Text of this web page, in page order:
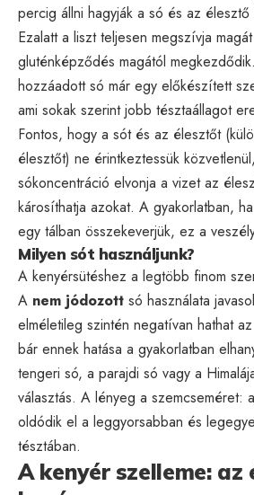
percig állni hagyják a só és az élesztő
Ezalatt a liszt teljesen megszívja
gluténképződés magától
hozzáadott só már egy előkészített
ami sokak szerint jobb tésztaállagot
Fontos, hogy a sót és az élesztőt
élesztőt) ne érintkeztessük
sókoncentráció elvonja a vizet az
károsíthatja azokat. A gyakorlatban,
egy tálban összekeverjük, ez a
Milyen sót használjunk?
A kenyérsütéshez a legtöbb finom
A nem jódozott só használata
elméletileg szintén negatívan hathat
bár ennek hatása a gyakorlatban
tengeri só, a parajdi só vagy a
választás. A lényeg a szemcseméret:
oldódik el a leggyorsabban és
tésztában.
A kenyér szelleme: az